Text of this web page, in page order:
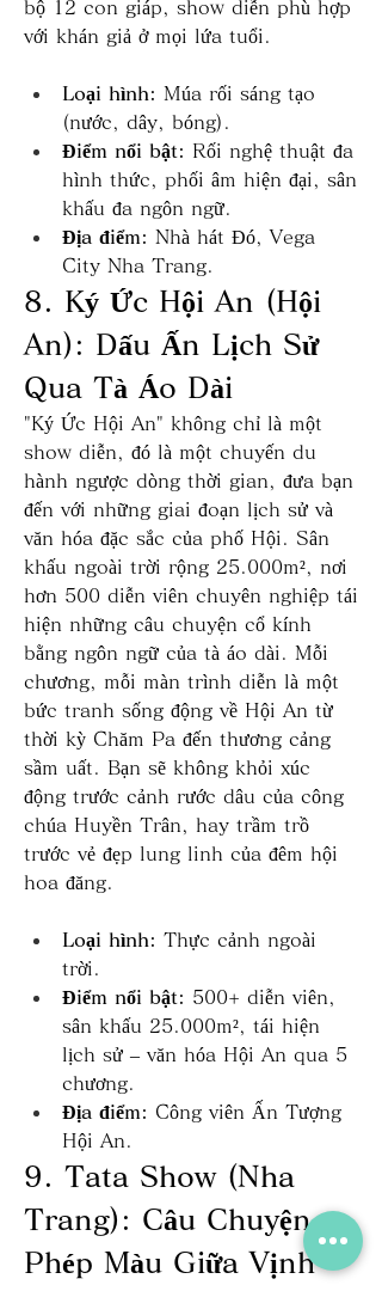
bộ 12 con giáp, show diễn phù hợp
với khán giả ở mọi lứa tuổi.
Loại hình: Múa rối sáng tạo
(nước, dây, bóng).
Điểm nổi bật: Rối nghệ thuật đa
hình thức, phối âm hiện đại, sân
khấu đa ngôn ngữ.
Địa điểm: Nhà hát Đó, Vega
City Nha Trang.
8. Ký Ức Hội An (Hội
An): Dấu Ấn Lịch Sử
Qua Tà Áo Dài
"Ký Ức Hội An" không chỉ là một
show diễn, đó là một chuyến du
hành ngược dòng thời gian, đưa bạn
đến với những giai đoạn lịch sử và
văn hóa đặc sắc của phố Hội. Sân
khấu ngoài trời rộng 25.000m², nơi
hơn 500 diễn viên chuyên nghiệp tái
hiện những câu chuyện cổ kính
bằng ngôn ngữ của tà áo dài. Mỗi
chương, mỗi màn trình diễn là một
bức tranh sống động về Hội An từ
thời kỳ Chăm Pa đến thương cảng
sầm uất. Bạn sẽ không khỏi xúc
động trước cảnh rước dâu của công
chúa Huyền Trân, hay trầm trồ
trước vẻ đẹp lung linh của đêm hội
hoa đăng.
Loại hình: Thực cảnh ngoài
trời.
Điểm nổi bật: 500+ diễn viên,
sân khấu 25.000m², tái hiện
lịch sử – văn hóa Hội An qua 5
chương.
Địa điểm: Công viên Ấn Tượng
Hội An.
9. Tata Show (Nha
Trang): Câu Chuyện
Phép Màu Giữa Vịnh